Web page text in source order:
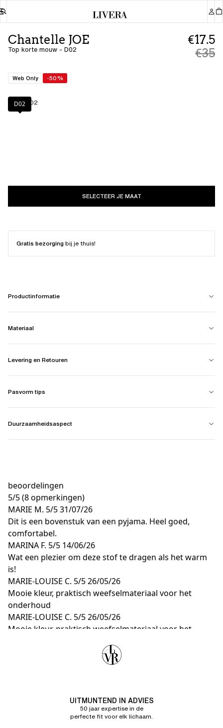
Chantelle JOE
Top korte mouw - D02
€17.5
€35
Web Only -50%
Kleur: D02
D02
SELECTEER JE MAAT
Gratis bezorgingbij je thuis!
Productinformatie
Materiaal
Levering en Retouren
Pasvorm tips
Duurzaamheidsaspect
beoordelingen
5/5(8 opmerkingen)
MARIE M. 5/531/07/26
Dit is een bovenstuk van een pyjama. Heel goed,
comfortabel.
MARINA F. 5/5 14/06/26
Wat een plezier om deze stof te dragen als het warm
is!
MARIE-LOUISE C. 5/526/05/26
Mooie kleur, praktisch weefselmateriaal voor het
onderhoud
MARIE-LOUISE C. 5/526/05/26
Mooie kleur, praktisch weefselmateriaal voor het
26/05/26
Mooie kleur, praktisch weefselmateriaal voor het
UITMUNTEND IN ADVIES
50 jaar expertise in de
perfecte fit voor elk lichaam.